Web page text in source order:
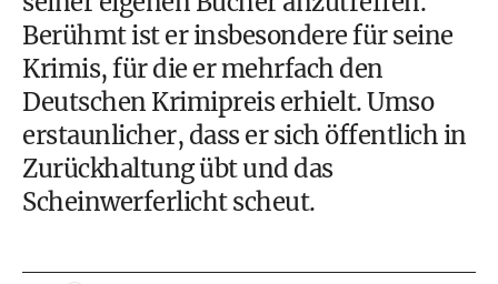
Berühmt ist er insbesondere für seine
Krimis, für die er mehrfach den
Deutschen Krimipreis erhielt. Umso
erstaunlicher, dass er sich öffentlich in
Zurückhaltung übt und das
Scheinwerferlicht scheut.